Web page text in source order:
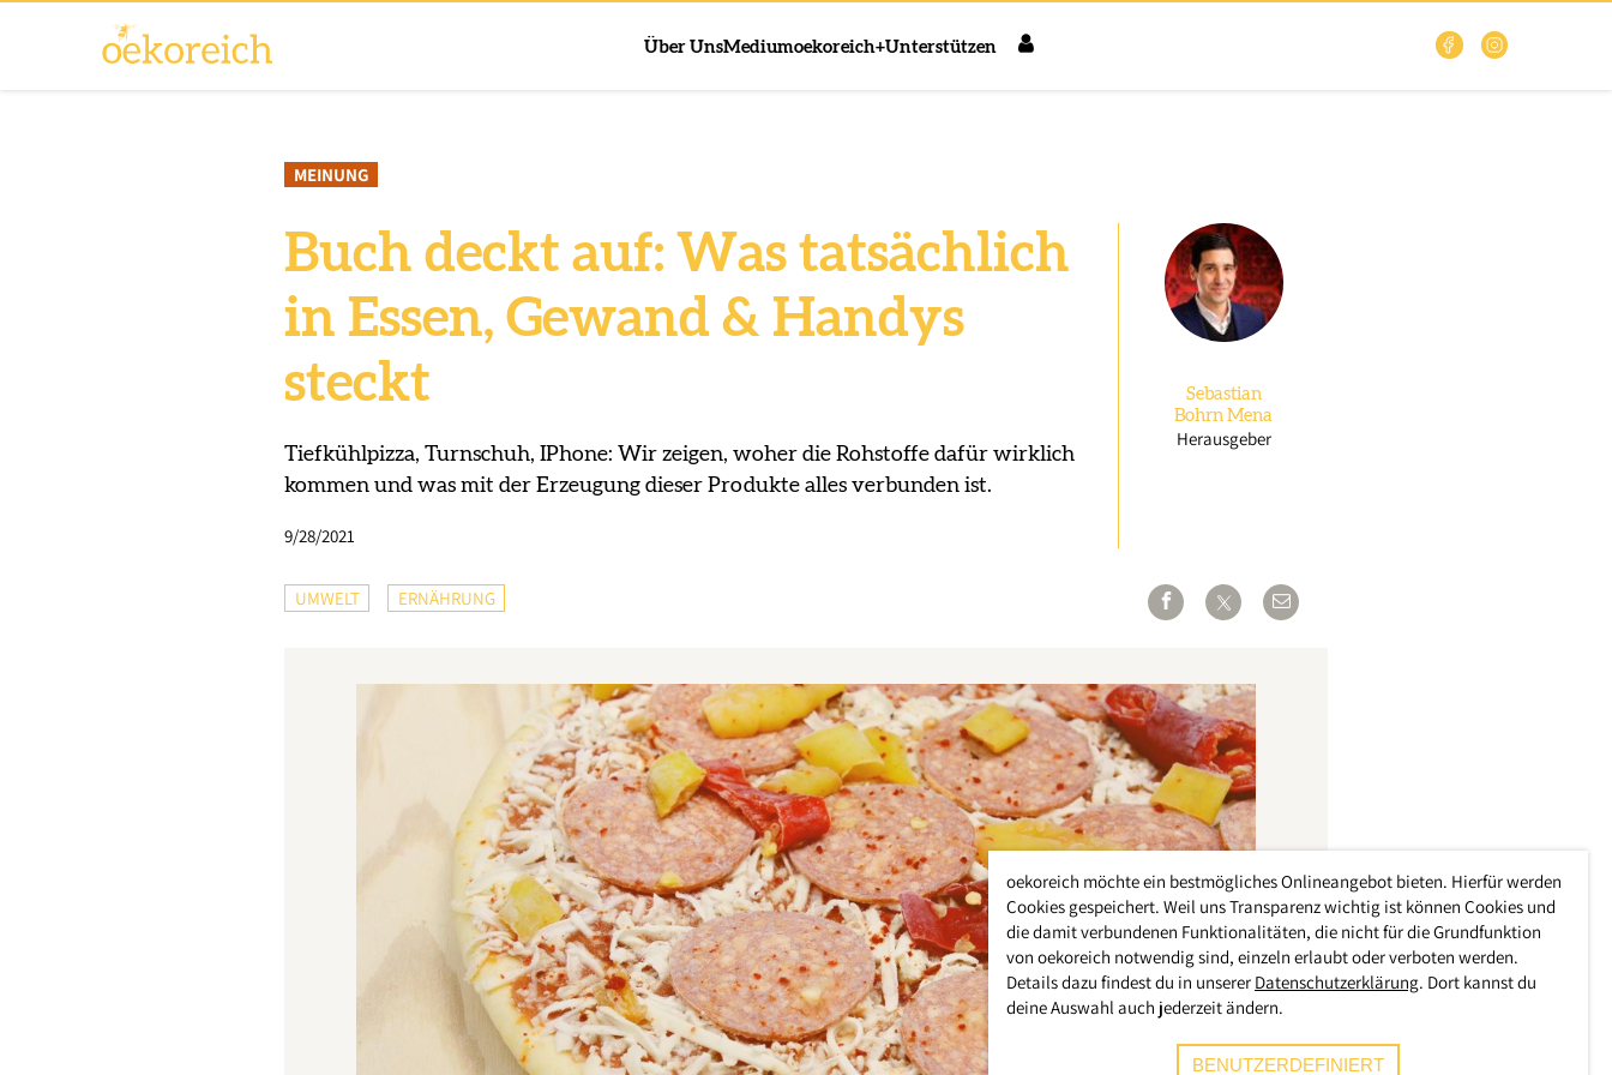
Über UnsMediumoekoreich+Unterstützen
MEINUNG
Buch deckt auf: Was tatsächlich
in Essen, Gewand & Handys
steckt
Tiefkühlpizza, Turnschuh, IPhone: Wir zeigen, woher die Rohstoffe dafür wirklich
kommen und was mit der Erzeugung dieser Produkte alles verbunden ist.
9/28/2021
Sebastian
Bohrn Mena
Herausgeber
UMWELT ERNÄHRUNG
oekoreich möchte ein bestmögliches Onlineangebot bieten. Hierfür werden
Cookies gespeichert. Weil uns Transparenz wichtig ist können Cookies und
die damit verbundenen Funktionalitäten, die nicht für die Grundfunktion
von oekoreich notwendig sind, einzeln erlaubt oder verboten werden.
Details dazu findest du in unserer Datenschutzerklärung. Dort kannst du
deine Auswahl auch jederzeit ändern.
BENUTZERDEFINIERT